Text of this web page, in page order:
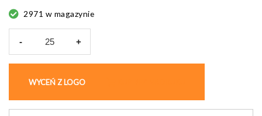
2971 w magazynie
-
Braid,
szybkie
ładowanie
+
WYCEŃ Z LOGO